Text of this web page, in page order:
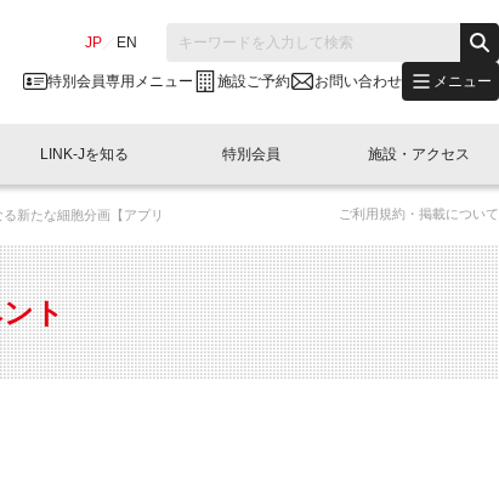
JP EN
特別会員専用メニュー 施設ご予約 お問い合わせ メニュー
ート一覧
共催 特別会員開催
協力 出展・参加
What's "LINK-BioBAY TOKYO"？
会報誌 (News Letter)
日本橋コラム
流掲示板一覧
リース ニュース・事業紹介
イベント
LINK-Jを知る
What’s LINK-J WEST
事業内容
GTB日本橋エリアについて
特別会員
入会申し込み
施設・アクセス
施設ご予約
新たな細胞分画【アプリ
ご利用規約・掲載について
ト